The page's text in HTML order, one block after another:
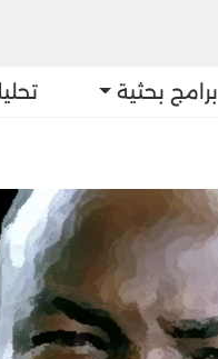
برامج بحثية